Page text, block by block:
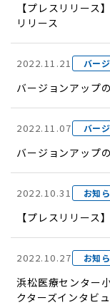
【プレスリリース
リリース
2022.11.21 バー
バージョンアップ
2022.11.07 バー
バージョンアップ
2022.10.31 お知
【プレスリリース
2022.10.27 お知
浜松医療センター
クターズインタビ